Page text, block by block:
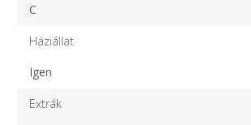
C
Háziállat
Igen
Extrák